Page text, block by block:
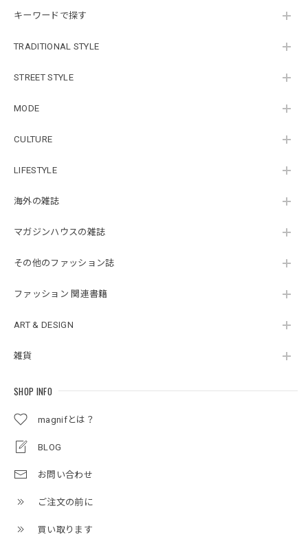
キーワードで探す
TRADITIONAL STYLE
STREET STYLE
MODE
CULTURE
LIFESTYLE
海外の雑誌
マガジンハウスの雑誌
その他のファッション誌
ファッション 関連書籍
ART & DESIGN
雑貨
SHOP INFO
magnifとは？
BLOG
お問い合わせ
ご注文の前に
買い取ります